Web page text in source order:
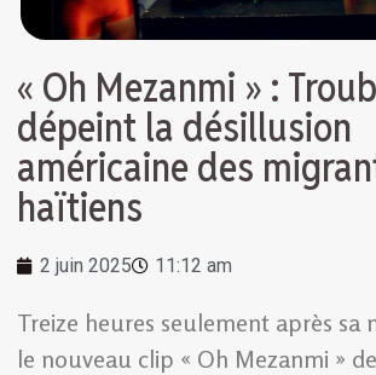
« Oh Mezanmi » :
dépeint la désillusion
américaine des
haïtiens
2 juin 2025 11:12 am
Treize heures seulement après sa
le nouveau clip « Oh Mezanmi »